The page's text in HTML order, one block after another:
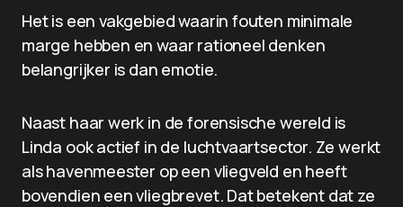
Het is een vakgebied waarin fouten minimale
marge hebben en waar rationeel denken
belangrijker is dan emotie.
Naast haar werk in de forensische wereld is
Linda ook actief in de luchtvaartsector. Ze werkt
als havenmeester op een vliegveld en heeft
bovendien een vliegbrevet. Dat betekent dat ze